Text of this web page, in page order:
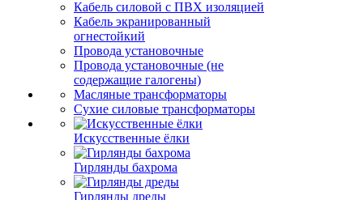
Кабель силовой с ПВХ изоляцией
Кабель экранированный
огнестойкий
Провода установочные
Провода установочные (не
содержащие галогены)
Масляные трансформаторы
Сухие силовые трансформаторы
Искусственные ёлки
Гирлянды бахрома
Гирлянды дреды